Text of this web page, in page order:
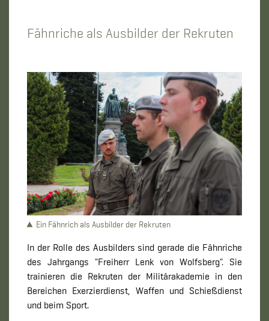
Fähnriche als Ausbilder der Rekruten
Ein Fähnrich als Ausbilder der Rekruten
In der Rolle des Ausbilders sind gerade die Fähnriche
des Jahrgangs "Freiherr Lenk von Wolfsberg". Sie
trainieren die Rekruten der Militärakademie in den
Bereichen Exerzierdienst, Waffen und Schießdienst
und beim Sport.